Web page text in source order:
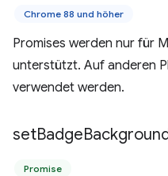
Chrome 88 und höher
Promises werden nur für
unterstützt. Auf anderen
verwendet werden.
setBadge
Promise